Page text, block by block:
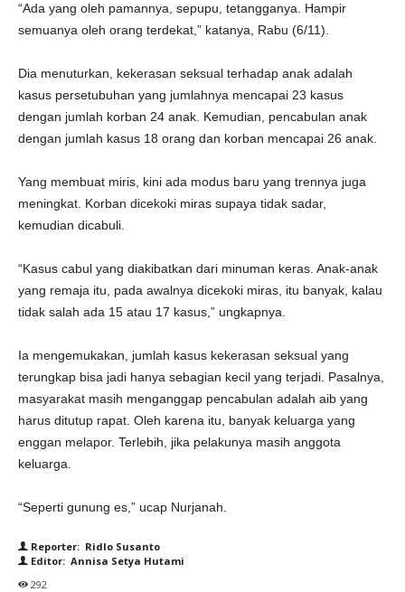
“Ada yang oleh pamannya, sepupu, tetangganya. Hampir
semuanya oleh orang terdekat,” katanya, Rabu (6/11).
Dia menuturkan, kekerasan seksual terhadap anak adalah
kasus persetubuhan yang jumlahnya mencapai 23 kasus
dengan jumlah korban 24 anak. Kemudian, pencabulan anak
dengan jumlah kasus 18 orang dan korban mencapai 26 anak.
Yang membuat miris, kini ada modus baru yang trennya juga
meningkat. Korban dicekoki miras supaya tidak sadar,
kemudian dicabuli.
“Kasus cabul yang diakibatkan dari minuman keras. Anak-anak
yang remaja itu, pada awalnya dicekoki miras, itu banyak, kalau
tidak salah ada 15 atau 17 kasus,” ungkapnya.
Ia mengemukakan, jumlah kasus kekerasan seksual yang
terungkap bisa jadi hanya sebagian kecil yang terjadi. Pasalnya,
masyarakat masih menganggap pencabulan adalah aib yang
harus ditutup rapat. Oleh karena itu, banyak keluarga yang
enggan melapor. Terlebih, jika pelakunya masih anggota
keluarga.
“Seperti gunung es,” ucap Nurjanah.
Reporter: Ridlo Susanto
Editor: Annisa Setya Hutami
292